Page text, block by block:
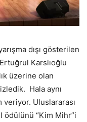
dışı gösterilen
Karslıoğlu
üzerine olan
Hala aynı
Uluslararası
ödülünü “Kim Mihr”i